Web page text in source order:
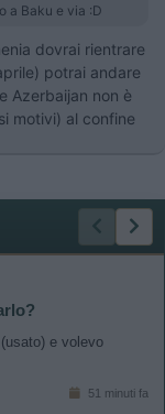
a Baku e via :D
dovrai rientrare
potrai andare
Azerbaijan non è
motivi) al confine
e volevo
51 minuti fa